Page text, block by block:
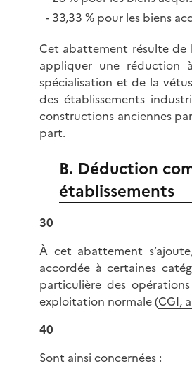
33,33 % pour les biens
Cet abattement résulte
appliquer une réduction
spécialisation et de la
des établissements
constructions anciennes
part.
B. Déduction
établissements
30
À cet abattement
accordée à certaines
particulière des
exploitation normale (CGI,
40
Sont ainsi concernées :